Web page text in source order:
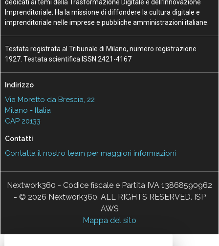
dedicati ai temi della Trasformazione Digitale e dell’Innovazione
Imprenditoriale. Ha la missione di diffondere la cultura digitale e
imprenditoriale nelle imprese e pubbliche amministrazioni italiane.
Testata registrata al Tribunale di Milano, numero registrazione
1927. Testata scientifica ISSN 2421-4167
Indirizzo
Via Moretto da Brescia, 22
Milano - Italia
CAP 20133
Contatti
Contatta il nostro team per maggiori informazioni
Nextwork360 - Codice fiscale e Partita IVA 13868590962
- © 2026 Nextwork360. ALL RIGHTS RESERVED. ISP
AWS
Mappa del sito